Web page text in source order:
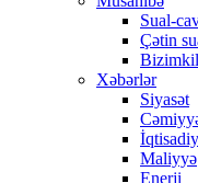
Sual-
Çətin
Xəbərlər
Siyasət
Maliyyə
Enerji